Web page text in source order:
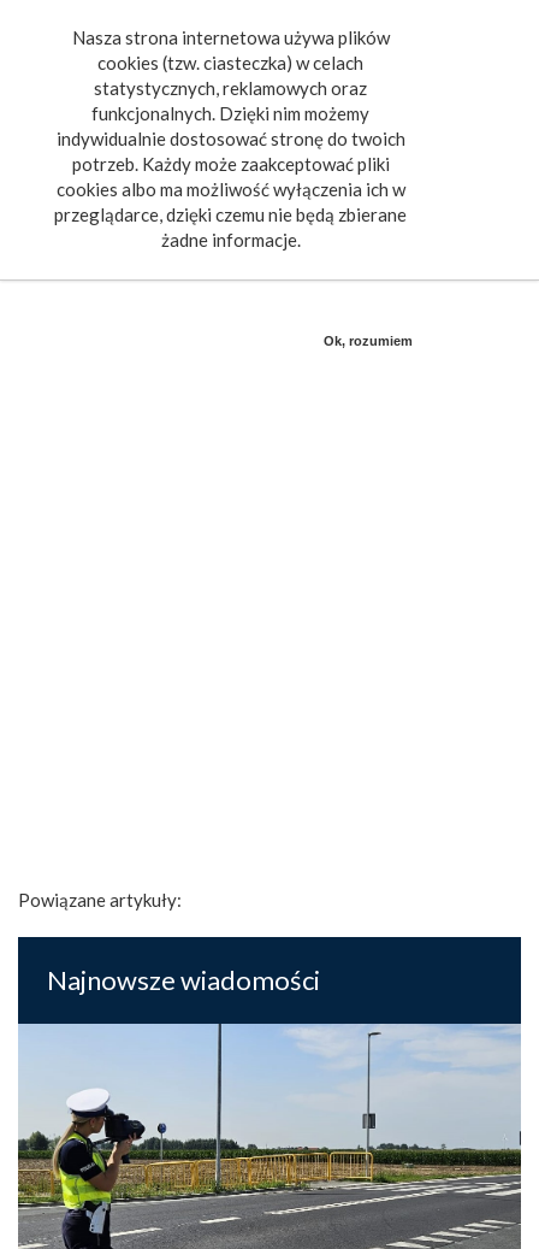
Nasza strona internetowa używa plików
cookies (tzw. ciasteczka) w celach
statystycznych, reklamowych oraz
funkcjonalnych. Dzięki nim możemy
indywidualnie dostosować stronę do twoich
potrzeb. Każdy może zaakceptować pliki
cookies albo ma możliwość wyłączenia ich w
przeglądarce, dzięki czemu nie będą zbierane
żadne informacje.
Ok, rozumiem
Powiązane artykuły:
Najnowsze wiadomości